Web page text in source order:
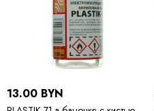
13.00 BYN